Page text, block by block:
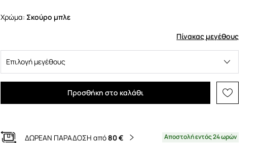
Χρώμα:
σκούρο μπλε
Πίνακας μεγέθους
Επιλογή μεγέθους
Προσθήκη στο καλάθι
ΔΩΡΕΑΝ ΠΑΡΑΔΟΣΗ από80 € Αποστολή εντός 24 ωρών